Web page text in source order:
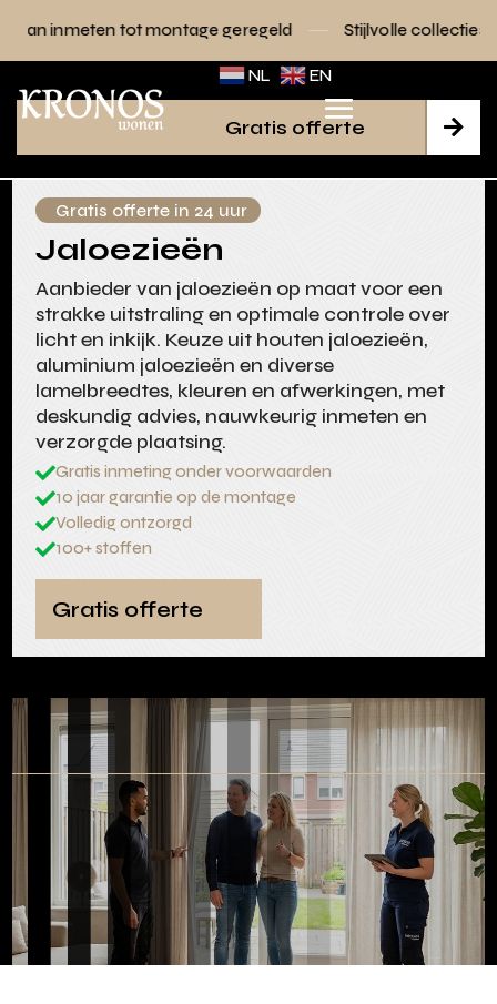
geregeld Stijlvolle collecties voor elk interieur
NL EN

Gratis offerte
Gratis offerte in 24 uur
Jaloezieën
Aanbieder van jaloezieën op maat voor een
strakke uitstraling en optimale controle over
licht en inkijk. Keuze uit houten jaloezieën,
aluminium jaloezieën en diverse
lamelbreedtes, kleuren en afwerkingen, met
deskundig advies, nauwkeurig inmeten en
verzorgde plaatsing.
Gratis inmeting onder voorwaarden
10 jaar garantie op de montage
Volledig ontzorgd
100+ stoffen
Gratis offerte